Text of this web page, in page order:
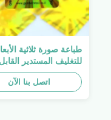
طباعة صورة ثلاثية
للتغليف المستدير القابل
للطباعة ، الملصق
صفائح لاصقة ذاتية اللصق
اتصل بنا الآن